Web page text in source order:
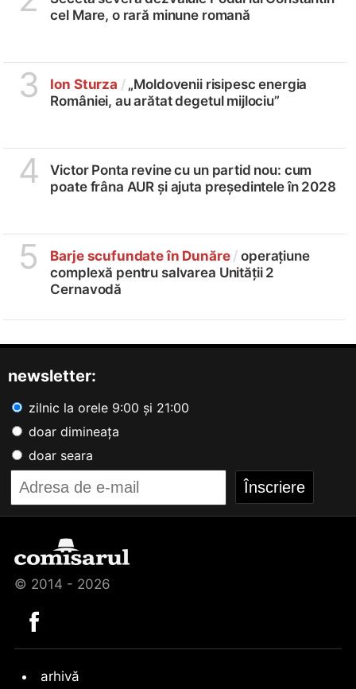
cel Mare, o rară minune romană
3 Ion Sturza /„Moldovenii risipesc energia
României, au arătat degetul mijlociu”
4
Victor Ponta revine cu un partid nou: cum
poate frâna AUR și ajuta președintele în 2028
5 Barje scufundate în Dunăre / operațiune
complexă pentru salvarea Unității 2
Cernavodă
newsletter:
zilnic la orele 9:00 și 21:00
doar dimineața
doar seara
© 2014 - 2026
arhivă